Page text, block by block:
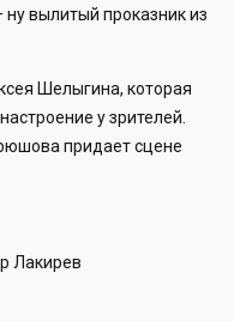
вылитый проказник из
Шелыгина, которая
у зрителей.
придает сцене
Лакирев